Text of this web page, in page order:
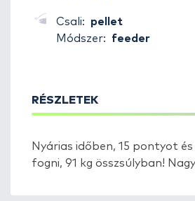
Csali:
pellet
Módszer:
feeder
RÉSZLETEK
Nyárias időben, 15 pontyot
fogni, 91 kg összsúlyban!